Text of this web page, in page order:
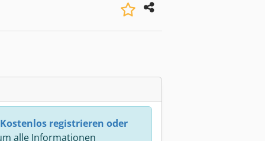
Kostenlos registrieren oder
alle Informationen